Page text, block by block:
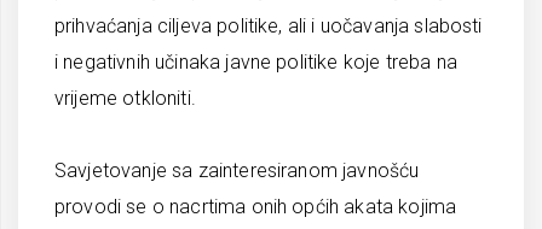
prihvaćanja ciljeva politike, ali i uočavanja slabosti
i negativnih učinaka javne politike koje treba na
vrijeme otkloniti.
Savjetovanje sa zainteresiranom javnošću
provodi se o nacrtima onih općih akata kojima